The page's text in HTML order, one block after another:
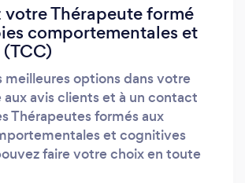
votre Thérapeute formé
comportementales et
meilleures options dans votre
aux avis clients et à un contact
Thérapeutes formés aux
et cognitives
faire votre choix en toute